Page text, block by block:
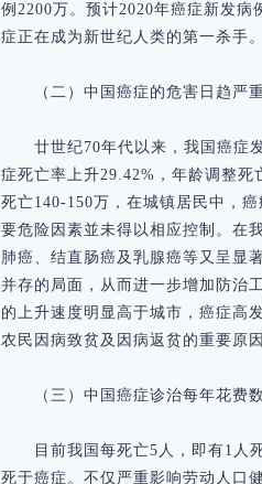
例2200万。预计2020年癌症新发病
症正在成为新世纪人类的第一杀手。
（二）中国癌症的危害日趋严
廿世纪70年代以来，我国癌症
症死亡率上升29.42%，年龄调整死
死亡140-150万，在城镇居民中，
要危险因素並未得以相应控制。在
肺癌、结直肠癌及乳腺癌等又呈显
并存的局面，从而进一步增加防治
的上升速度明显高于城市，癌症高
农民因病致贫及因病返贫的重要原因
（三）中国癌症诊治每年花费
目前我国每死亡5人，即有1人
死于癌症。不仅严重影响劳动人口